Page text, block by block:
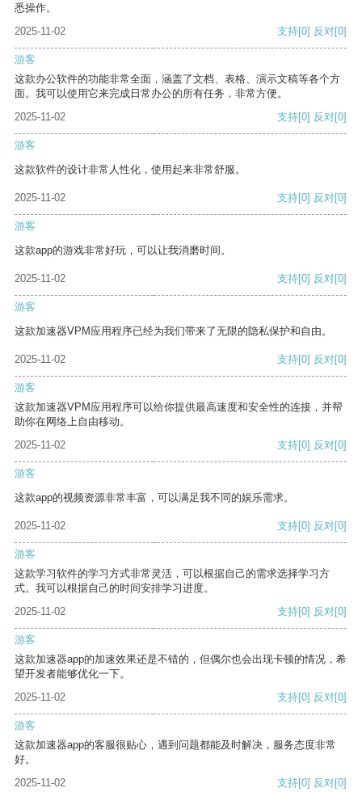
悉操作。
2025-11-02
支持[0] 反对[0]
游客
这款办公软件的功能非常全面，涵盖了文档、表格、演示文稿等各个方
面。我可以使用它来完成日常办公的所有任务，非常方便。
2025-11-02
支持[0] 反对[0]
游客
这款软件的设计非常人性化，使用起来非常舒服。
2025-11-02 支持[0] 反对[0]
游客
这款app的游戏非常好玩，可以让我消磨时间。
2025-11-02 支持[0] 反对[0]
游客
这款加速器VPM应用程序已经为我们带来了无限的隐私保护和自由。
2025-11-02 支持[0] 反对[0]
游客
这款加速器VPM应用程序可以给你提供最高速度和安全性的连接，并帮
助你在网络上自由移动。
2025-11-02
支持[0] 反对[0]
游客
这款app的视频资源非常丰富，可以满足我不同的娱乐需求。
2025-11-02 支持[0] 反对[0]
游客
这款学习软件的学习方式非常灵活，可以根据自己的需求选择学习方
式。我可以根据自己的时间安排学习进度。
2025-11-02
支持[0] 反对[0]
游客
这款加速器app的加速效果还是不错的，但偶尔也会出现卡顿的情况，希
望开发者能够优化一下。
2025-11-02
支持[0] 反对[0]
游客
这款加速器app的客服很贴心，遇到问题都能及时解决，服务态度非常
好。
2025-11-02
支持[0] 反对[0]